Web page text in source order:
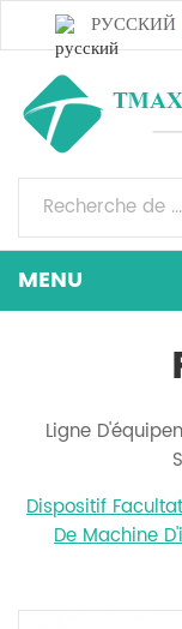
РУССКИЙ
Ligne
Dispositif
De Machine